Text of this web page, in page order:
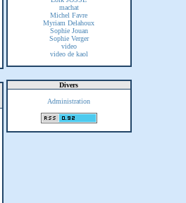
machat
Michel Favre
Myriam Delahoux
Sophie Jouan
Sophie Verger
video
video de kaol
Divers
Administration